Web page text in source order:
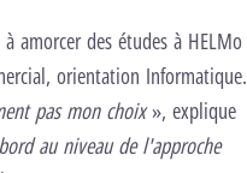
amorcer des études à HELMo
orientation Informatique.
pas mon choix», explique
au niveau de l'approche